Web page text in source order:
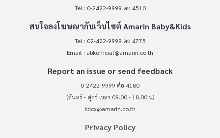
Tel : 0-2422-9999 ต่อ 4510
สนใจลงโฆษณากับเว็บไซต์ Amarin Baby&Kids
Tel : 02-422-9999 ต่อ 4775
Email : abkofficial@amarin.co.th
Report an issue or send feedback
0-2422-9999 ต่อ 4180
(จันทร์ - ศุกร์ เวลา 09.00 - 18.00 น)
bdcx@amarin.co.th
Privacy Policy